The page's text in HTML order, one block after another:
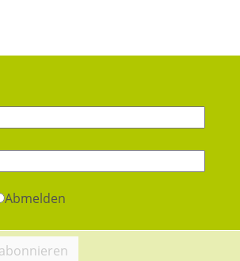
Abmelden